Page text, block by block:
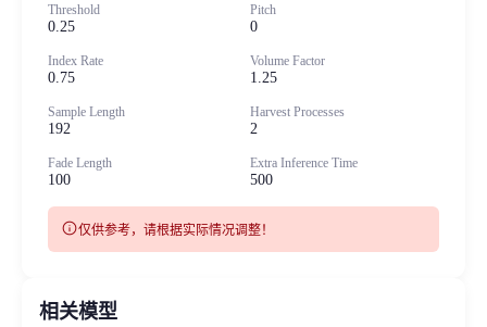
Threshold
0.25
Pitch
0
Index Rate
0.75
Volume Factor
1.25
Sample Length
192
Harvest Processes
2
Fade Length
100
Extra Inference Time
500
info仅供参考，请根据实际情况调整！
相关模型